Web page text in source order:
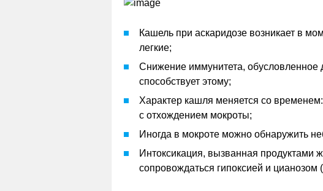
Кашель при аскаридозе возникает в
легкие;
Снижение иммунитета, обусловленное
способствует этому;
Характер кашля меняется со
с отхождением мокроты;
Иногда в мокроте можно обнаружить
Интоксикация, вызванная продуктами
сопровождаться гипоксией и цианозом